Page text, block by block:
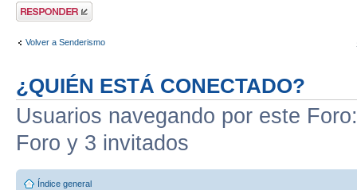
Publicar una
respuesta
Volver a Senderismo
¿QUIÉN ESTÁ CONECTADO?
Usuarios navegando por este
Foro y 3 invitados
Índice general